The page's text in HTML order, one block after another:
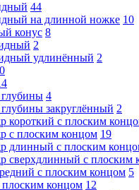
44
на длинной ножке 10
конус 8
2
удлинённый 2
4
закруглённый 2
короткий с плоским
с плоским концом 19
длинный с плоским
сверхдлинный с плоским
с плоским концом 5
плоским концом 12